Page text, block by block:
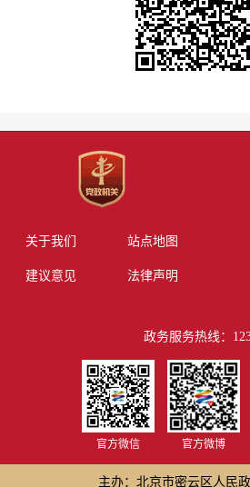
关于我们 站点地图
建议意见 法律声明
政务服务热线：
官方微信 官方微博
主办：北京市密云区人民